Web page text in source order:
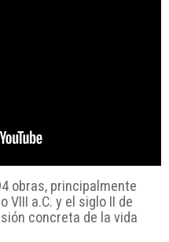
obras, principalmente
VIII a.C. y el siglo II de
concreta de la vida